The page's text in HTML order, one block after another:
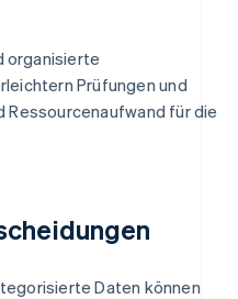
organisierte
Prüfungen und
Ressourcenaufwand für die
Daten können